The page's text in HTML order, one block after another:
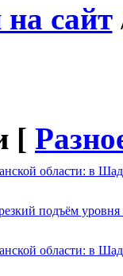
сайт
[
области: в
подъём
области: в